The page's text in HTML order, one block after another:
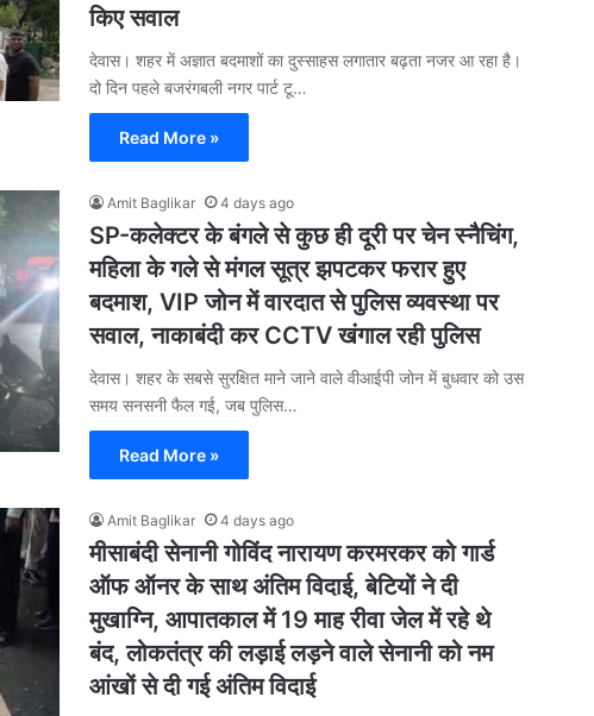
किए सवाल
देवास। शहर में अज्ञात बदमाशों का दुस्साहस लगातार बढ़ता नजर आ रहा है।
दो दिन पहले बजरंगबली नगर पार्ट टू…
Read More »
Amit Baglikar 4 days ago
SP-कलेक्टर के बंगले से कुछ ही दूरी पर चेन स्नैचिंग,
महिला के गले से मंगल सूत्र झपटकर फरार हुए
बदमाश, VIP जोन में वारदात से पुलिस व्यवस्था पर
सवाल, नाकाबंदी कर CCTV खंगाल रही पुलिस
देवास। शहर के सबसे सुरक्षित माने जाने वाले वीआईपी जोन में बुधवार को उस
समय सनसनी फैल गई, जब पुलिस…
Read More »
Amit Baglikar 4 days ago
मीसाबंदी सेनानी गोविंद नारायण करमरकर को गार्ड
ऑफ ऑनर के साथ अंतिम विदाई, बेटियों ने दी
मुखाग्नि, आपातकाल में 19 माह रीवा जेल में रहे थे
बंद, लोकतंत्र की लड़ाई लड़ने वाले सेनानी को नम
आंखों से दी गई अंतिम विदाई